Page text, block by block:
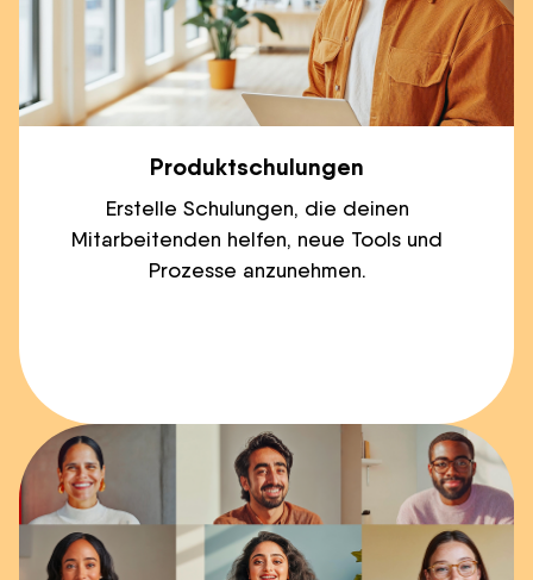
Produktschulungen
Erstelle Schulungen, die deinen
Mitarbeitenden helfen, neue Tools und
Prozesse anzunehmen.